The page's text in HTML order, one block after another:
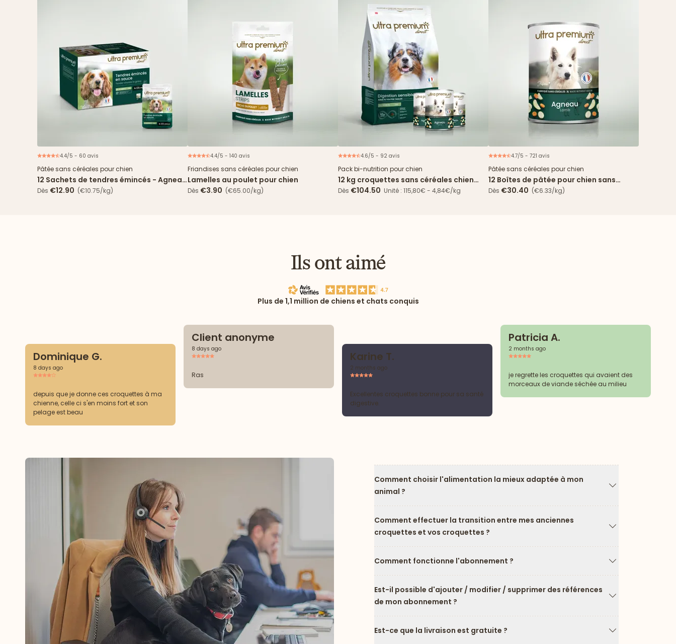
4.4/5 - 60 avis
Pâtée sans céréales pour chien
12 Sachets de tendres émincés - Agneau
& haricots verts
Dès €12.90 (€10.75/kg)
4.4/5 - 140 avis
Friandises sans céréales pour chien
Lamelles au poulet pour chien
Dès €3.90 (€65.00/kg)
4.6/5 - 92 avis
Pack bi-nutrition pour chien
12 kg croquettes sans céréales chien
Digestion Sensible + 24 boîtes agneau
Dès €104.50 Unité : 115,80€ - 4,84€/kg
4.7/5 - 721 avis
Pâtée sans céréales pour chien
12 Boîtes de pâtée pour chien sans
céréales - Agneau
Dès €30.40 (€6.33/kg)
Ils ont aimé
Plus de 1,1 million de chiens et chats conquis
Dominique G.
8 days ago
depuis que je donne ces croquettes à ma
chienne, celle ci s'en moins fort et son
pelage est beau
Client anonyme
8 days ago
Ras
Karine T.
2 months ago
Excellentes croquettes bonne pour sa santé
digestive.
Patricia A.
2 months ago
je regrette les croquettes qui avaient des
morceaux de viande séchée au milieu
Comment choisir l'alimentation la mieux adaptée à mon
animal ?
Comment effectuer la transition entre mes anciennes
croquettes et vos croquettes ?
Comment fonctionne l'abonnement ?
Flèche vers le
Est-il possible d'ajouter / modifier / supprimer des références
de mon abonnement ?
Est-ce que la livraison est gratuite ?